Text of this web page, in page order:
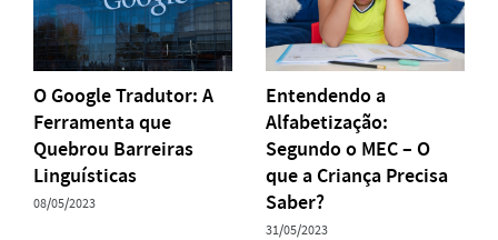
O Google Tradutor: A
Ferramenta que
Quebrou Barreiras
Linguísticas
08/05/2023
Entendendo a
Alfabetização:
Segundo o MEC – O
que a Criança Precisa
Saber?
31/05/2023